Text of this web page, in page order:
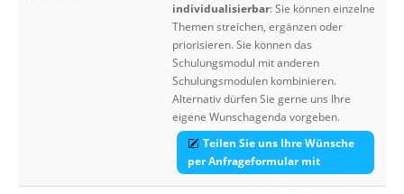
individualisierbar: Sie können einzelne
Themen streichen, ergänzen oder
priorisieren. Sie können das
Schulungsmodul mit anderen
Schulungsmodulen kombinieren.
Alternativ dürfen Sie gerne uns Ihre
eigene Wunschagenda vorgeben.
Teilen Sie uns Ihre Wünsche
per Anfrageformular mit